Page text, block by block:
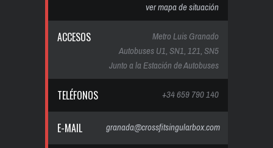
ver mapa de situación
ACCESOS
Metro Luis Granado
Autobuses U1, SN1, 121, SN5
Junto a la Estación de Autobuses
TELÉFONOS +34 659 790 140
E-MAIL granada@crossfitsingularbox.com